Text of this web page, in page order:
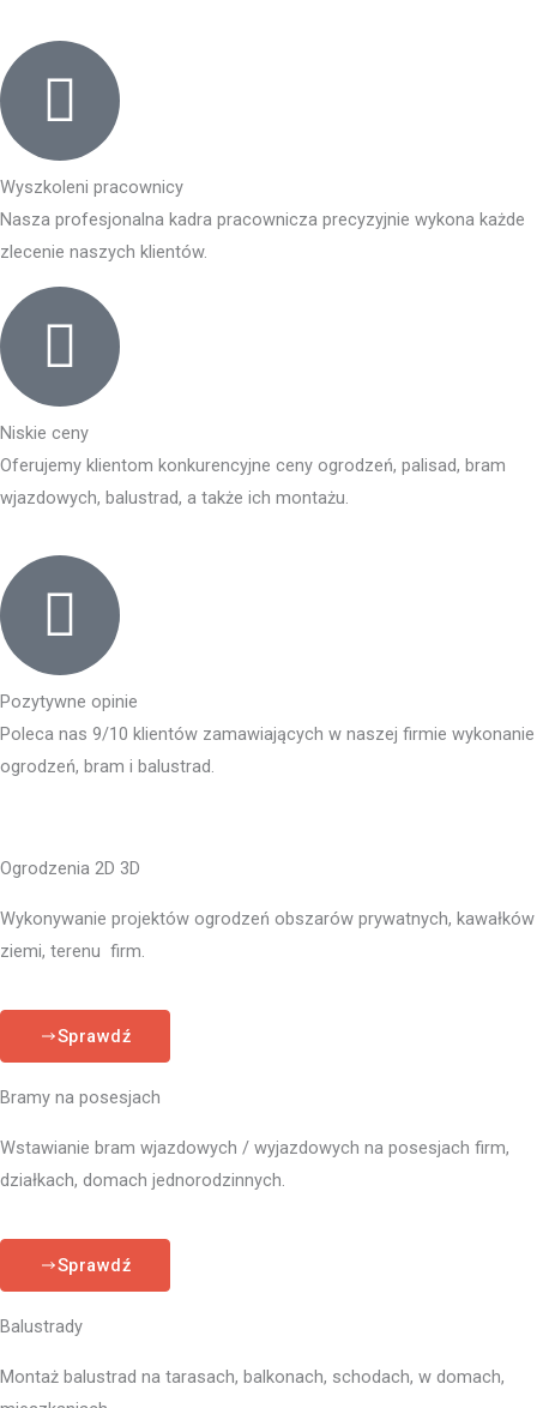
Wyszkoleni pracownicy
Nasza profesjonalna kadra pracownicza precyzyjnie wykona każde
zlecenie naszych klientów.
Niskie ceny
Oferujemy klientom konkurencyjne ceny ogrodzeń, palisad, bram
wjazdowych, balustrad, a także ich montażu.
Pozytywne opinie
Poleca nas 9/10 klientów zamawiających w naszej firmie wykonanie
ogrodzeń, bram i balustrad.
Ogrodzenia 2D 3D
Wykonywanie projektów ogrodzeń obszarów prywatnych, kawałków
ziemi, terenu firm.
Sprawdź
Bramy na posesjach
Wstawianie bram wjazdowych / wyjazdowych na posesjach firm,
działkach, domach jednorodzinnych.
Sprawdź
Balustrady
Montaż balustrad na tarasach, balkonach, schodach, w domach,